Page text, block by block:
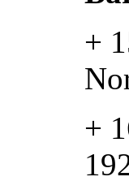
+
+